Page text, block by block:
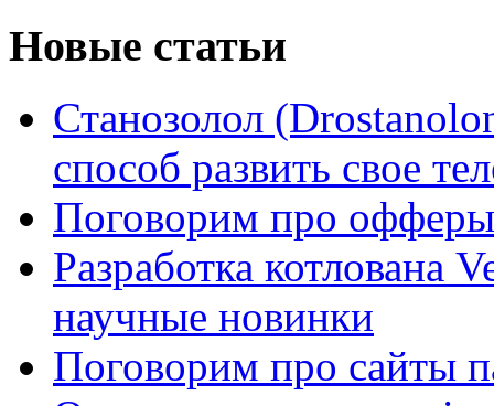
Новые статьи
Станозолол
способ развить свое
Поговорим про
Разработка котлована
научные новинки
Поговорим про сайты